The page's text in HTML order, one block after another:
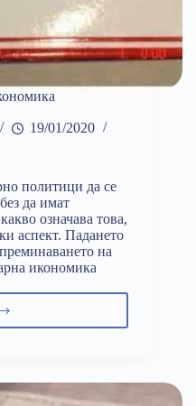
19/01/2020
политици да се
да имат
означава това,
аспект. Падането
на
икономика